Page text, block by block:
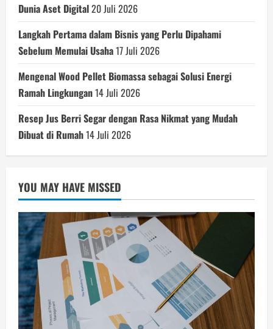
Dunia Aset Digital20 Juli 2026
Langkah Pertama dalam Bisnis yang Perlu Dipahami
Sebelum Memulai Usaha17 Juli 2026
Mengenal Wood Pellet Biomassa sebagai Solusi Energi
Ramah Lingkungan14 Juli 2026
Resep Jus Berri Segar dengan Rasa Nikmat yang Mudah
Dibuat di Rumah14 Juli 2026
YOU MAY HAVE MISSED